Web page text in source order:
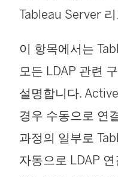
Tableau Server
이 항목에서는
모든 LDAP 관련
설명합니다.
경우 수동으로 연
과정의 일부로
자동으로 LDAP